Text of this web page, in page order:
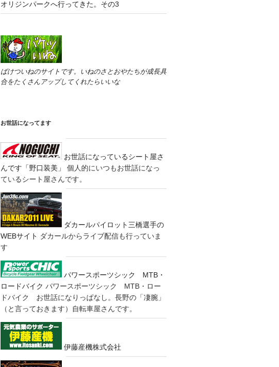
オリジンパークへ行ってきた。その3
ばけついねのサイトです。いねのさとおやたちが成長具
合をたくさんアップしてくれたらいいな
お世話になってます
お世話になっているシート屋さ
んです「野口装美」
個人的にいつもお世話になっ
ているシート屋さんです。
ダカールパイロット三橋選手の
WEBサイト ダカールからライブ配信も行っていま
す
パワースポーツシック MTB・
ロードバイク パワースポーツシック MTB・ロー
ドバイク お世話になりっぱなし。長野の「凄腕」
（と言っておきます）自転車屋さんです。
伊藤産機株式会社